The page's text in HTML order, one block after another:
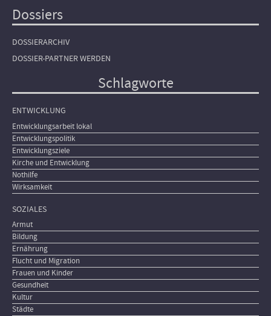
Dossiers
DOSSIERARCHIV
DOSSIER-PARTNER WERDEN
Schlagworte
ENTWICKLUNG
Entwicklungsarbeit lokal
Entwicklungspolitik
Entwicklungsziele
Kirche und Entwicklung
Nothilfe
Wirksamkeit
SOZIALES
Armut
Bildung
Ernährung
Flucht und Migration
Frauen und Kinder
Gesundheit
Kultur
Städte